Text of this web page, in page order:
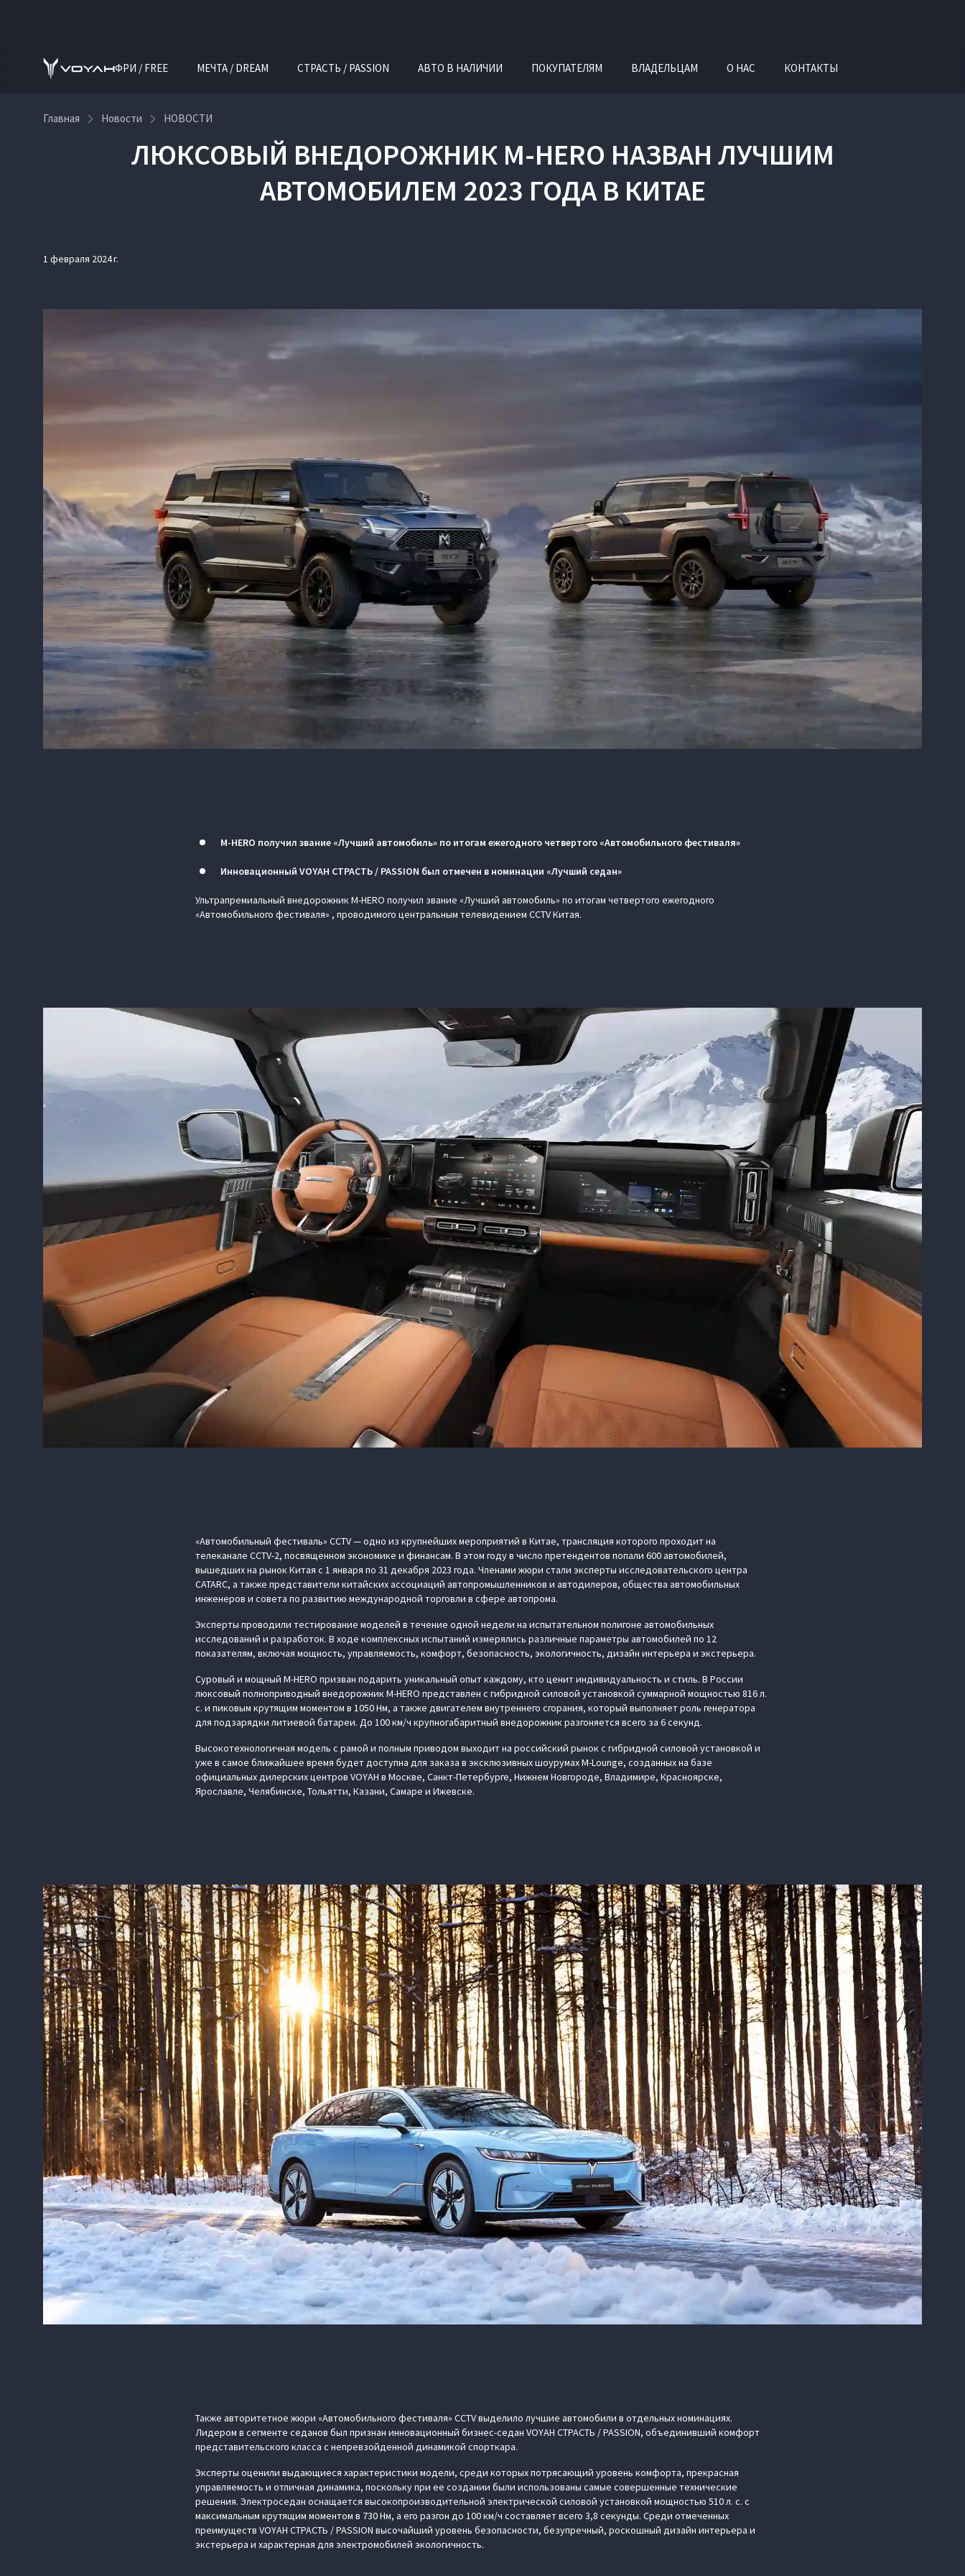
ФРИ / FREE МЕЧТА / DREAM СТРАСТЬ / PASSION АВТО В НАЛИЧИИ ПОКУПАТЕЛЯМ ВЛАДЕЛЬЦАМ О НАС КОНТАКТЫ
Главная Новости НОВОСТИ
ЛЮКСОВЫЙ ВНЕДОРОЖНИК M-HERO НАЗВАН ЛУЧШИМ
АВТОМОБИЛЕМ 2023 ГОДА В КИТАЕ
1 февраля 2024 г.
M‑HERO получил звание «Лучший автомобиль» по итогам ежегодного четвертого «Автомобильного фестиваля»
Инновационный VOYAH СТРАСТЬ / PASSION был отмечен в номинации «Лучший седан»
Ультрапремиальный внедорожник M‑HERO получил звание «Лучший автомобиль» по итогам четвертого ежегодного
«Автомобильного фестиваля» , проводимого центральным телевидением CCTV Китая.
«Автомобильный фестиваль» CCTV — одно из крупнейших мероприятий в Китае, трансляция которого проходит на
телеканале CCTV-2, посвященном экономике и финансам. В этом году в число претендентов попали 600 автомобилей,
вышедших на рынок Китая с 1 января по 31 декабря 2023 года. Членами жюри стали эксперты исследовательского центра
CATARC, а также представители китайских ассоциаций автопромышленников и автодилеров, общества автомобильных
инженеров и совета по развитию международной торговли в сфере автопрома.
Эксперты проводили тестирование моделей в течение одной недели на испытательном полигоне автомобильных
исследований и разработок. В ходе комплексных испытаний измерялись различные параметры автомобилей по 12
показателям, включая мощность, управляемость, комфорт, безопасность, экологичность, дизайн интерьера и экстерьера.
Суровый и мощный M‑HERO призван подарить уникальный опыт каждому, кто ценит индивидуальность и стиль. В России
люксовый полноприводный внедорожник M‑HERO представлен с гибридной силовой установкой суммарной мощностью 816 л.
с. и пиковым крутящим моментом в 1050 Нм, а также двигателем внутреннего сгорания, который выполняет роль генератора
для подзарядки литиевой батареи. До 100 км/ч крупногабаритный внедорожник разгоняется всего за 6 секунд.
Высокотехнологичная модель с рамой и полным приводом выходит на российский рынок с гибридной силовой установкой и
уже в самое ближайшее время будет доступна для заказа в эксклюзивных шоурумах M-Lounge, созданных на базе
официальных дилерских центров VOYAH в Москве, Санкт-Петербурге, Нижнем Новгороде, Владимире, Красноярске,
Ярославле, Челябинске, Тольятти, Казани, Самаре и Ижевске.
Также авторитетное жюри «Автомобильного фестиваля» CCTV выделило лучшие автомобили в отдельных номинациях.
Лидером в сегменте седанов был признан инновационный бизнес-седан VOYAH СТРАСТЬ / PASSION, объединивший комфорт
представительского класса с непревзойденной динамикой спорткара.
Эксперты оценили выдающиеся характеристики модели, среди которых потрясающий уровень комфорта, прекрасная
управляемость и отличная динамика, поскольку при ее создании были использованы самые совершенные технические
решения. Электроседан оснащается высокопроизводительной электрической силовой установкой мощностью 510 л. с. с
максимальным крутящим моментом в 730 Нм, а его разгон до 100 км/ч составляет всего 3,8 секунды. Среди отмеченных
преимуществ VOYAH СТРАСТЬ / PASSION высочайший уровень безопасности, безупречный, роскошный дизайн интерьера и
экстерьера и характерная для электромобилей экологичность.